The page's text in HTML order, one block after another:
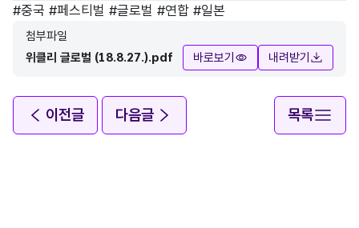
태그
#중국 #페스티벌 #글로벌 #연합 #일본
첨부파일
위클리 글로벌 (18.8.27.).pdf
바로보기 내려받기
이전글 다음글 목록